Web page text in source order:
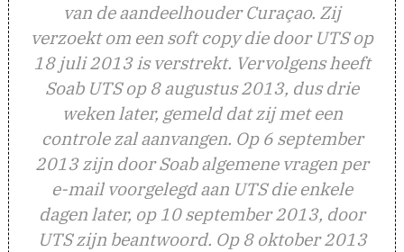
van de aandeelhouder Curaçao. Zij
verzoekt om een soft copy die door UTS op
18 juli 2013 is verstrekt. Vervolgens heeft
Soab UTS op 8 augustus 2013, dus drie
weken later, gemeld dat zij met een
controle zal aanvangen. Op 6 september
2013 zijn door Soab algemene vragen per
e-mail voorgelegd aan UTS die enkele
dagen later, op 10 september 2013, door
UTS zijn beantwoord. Op 8 oktober 2013